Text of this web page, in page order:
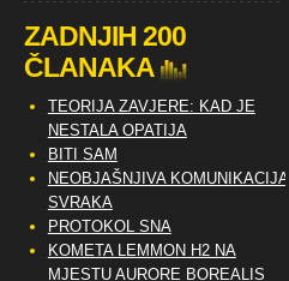
ZADNJIH 200
ČLANAKA
TEORIJA ZAVJERE: KAD JE
NESTALA OPATIJA
BITI SAM
NEOBJAŠNJIVA KOMUNIKACIJA
SVRAKA
PROTOKOL SNA
KOMETA LEMMON H2 NA
MJESTU AURORE BOREALIS